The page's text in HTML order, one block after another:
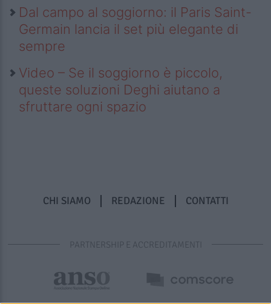
Dal campo al soggiorno: il Paris Saint-
Germain lancia il set più elegante di
sempre
Video – Se il soggiorno è piccolo,
queste soluzioni Deghi aiutano a
sfruttare ogni spazio
CHI SIAMO REDAZIONE CONTATTI
PARTNERSHIP E ACCREDITAMENTI